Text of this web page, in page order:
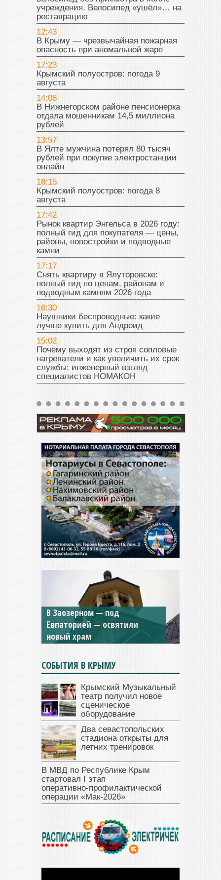
учреждения. Велосипед «ушёл»… на
реставрацию
12:43
В Крыму — чрезвычайная пожарная
опасность при аномальной жаре
17:23
Крымский полуостров: погода 9
августа
14:08
В Нижнегорском районе пенсионерка
отдала мошенникам 14,5 миллиона
рублей
13:57
В Ялте мужчина потерял 80 тысяч
рублей при покупке электростанции
онлайн
18:15
Крымский полуостров: погода 8
августа
17:42
Рынок квартир Энгельса в 2026 году:
полный гид для покупателя — цены,
районы, новостройки и подводные
камни
17:17
Снять квартиру в Ялуторовске:
полный гид по ценам, районам и
подводным камням 2026 года
16:30
Наушники беспроводные: какие
лучше купить для Андроид
15:02
Почему выходят из строя сопловые
нагреватели и как увеличить их срок
службы: инженерный взгляд
специалистов НОМАКОН
Мужской монастырь Косьмы
и Дамиана в Крыму вновь
открыт для посещения
СОБЫТИЯ В КРЫМУ
Крымский Музыкальный
театр получил новое
сценическое
оборудование
Два севастопольских
стадиона открыты для
летних тренировок
В МВД по Республике Крым
стартовал I этап
оперативно‑профилактической
операции «Мак‑2026»